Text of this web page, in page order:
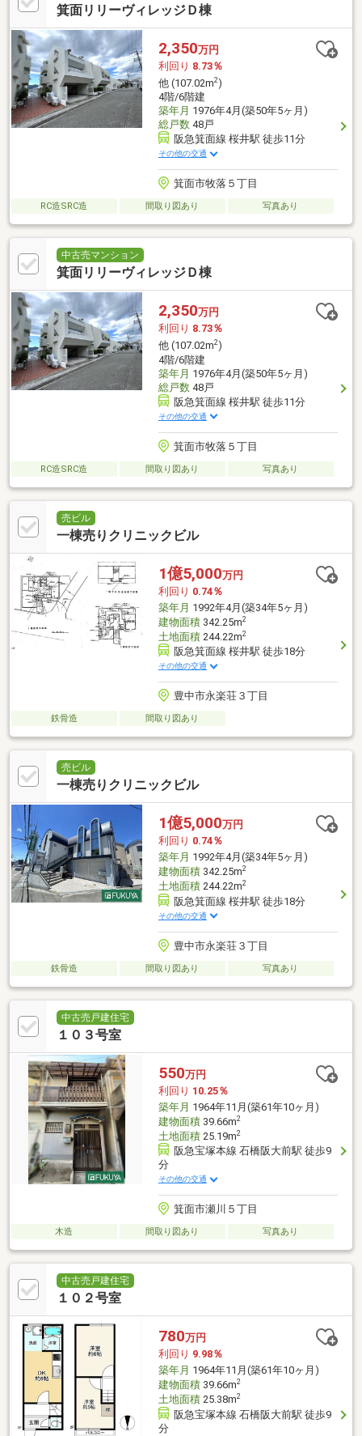
箕面リリーヴィレッジＤ棟
2,350万円
利回り 8.73％
他 (107.02m2)
4階/6階建
築年月 1976年4月(築50年5ヶ月)
総戸数48戸
阪急箕面線 桜井駅 徒歩11分
その他の交通
箕面市牧落５丁目
RC造SRC造 間取り図あり 写真あり
中古売マンション
箕面リリーヴィレッジＤ棟
2,350万円
利回り 8.73％
他 (107.02m2)
4階/6階建
築年月 1976年4月(築50年5ヶ月)
総戸数48戸
阪急箕面線 桜井駅 徒歩11分
その他の交通
箕面市牧落５丁目
RC造SRC造 間取り図あり 写真あり
売ビル
一棟売りクリニックビル
1億5,000万円
利回り 0.74％
築年月 1992年4月(築34年5ヶ月)
建物面積342.25m2
土地面積244.22m2
阪急箕面線 桜井駅 徒歩18分
その他の交通
豊中市永楽荘３丁目
鉄骨造 間取り図あり
売ビル
一棟売りクリニックビル
1億5,000万円
利回り 0.74％
築年月 1992年4月(築34年5ヶ月)
建物面積342.25m2
土地面積244.22m2
阪急箕面線 桜井駅 徒歩18分
その他の交通
豊中市永楽荘３丁目
鉄骨造 間取り図あり 写真あり
中古売戸建住宅
１０３号室
550万円
利回り 10.25％
築年月 1964年11月(築61年10ヶ月)
建物面積39.66m2
土地面積25.19m2
阪急宝塚本線 石橋阪大前駅 徒歩9
分
その他の交通
箕面市瀬川５丁目
木造 間取り図あり 写真あり
中古売戸建住宅
１０２号室
780万円
利回り 9.98％
築年月 1964年11月(築61年10ヶ月)
建物面積39.66m2
土地面積25.38m2
阪急宝塚本線 石橋阪大前駅 徒歩9
分